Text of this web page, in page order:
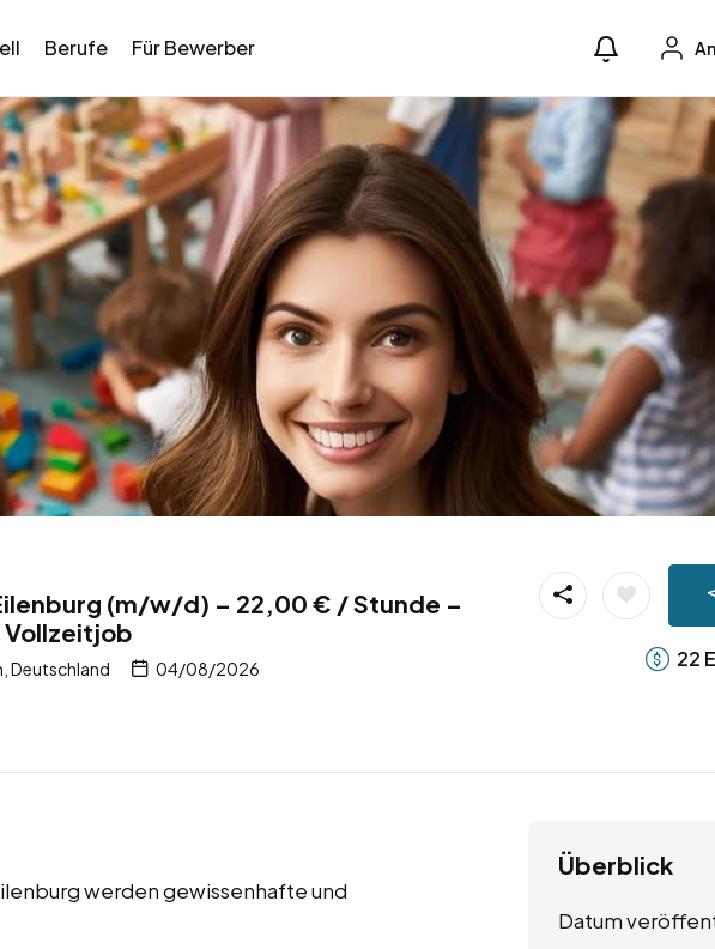
Berufe Für Bewerber
(m/w/d) – 22,00 € / Stunde –
Deutschland 04/08/2026 22
werden gewissenhafte und
Überblick
Datum